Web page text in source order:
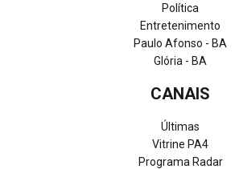
Política
Entretenimento
Paulo Afonso - BA
Glória - BA
CANAIS
Últimas
Vitrine PA4
Programa Radar